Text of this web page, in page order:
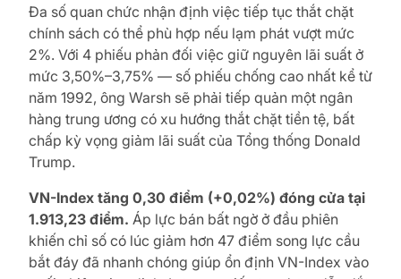
Đa số quan chức nhận định việc tiếp tục thắt chặt
chính sách có thể phù hợp nếu lạm phát vượt mức
2%. Với 4 phiếu phản đối việc giữ nguyên lãi suất ở
mức 3,50%–3,75% — số phiếu chống cao nhất kể từ
năm 1992, ông Warsh sẽ phải tiếp quản một ngân
hàng trung ương có xu hướng thắt chặt tiền tệ, bất
chấp kỳ vọng giảm lãi suất của Tổng thống Donald
Trump.
VN-Index tăng 0,30 điểm (+0,02%) đóng cửa tại
1.913,23 điểm. Áp lực bán bất ngờ ở đầu phiên
khiến chỉ số có lúc giảm hơn 47 điểm song lực cầu
bắt đáy đã nhanh chóng giúp ổn định VN-Index vào